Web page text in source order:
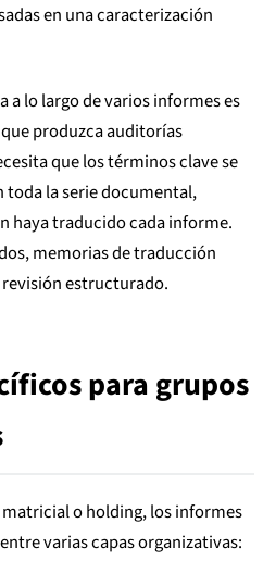
en una caracterización
lo largo de varios informes es
produzca auditorías
que los términos clave se
la serie documental,
haya traducido cada informe.
memorias de traducción
estructurado.
para grupos
o holding, los informes
varias capas organizativas: